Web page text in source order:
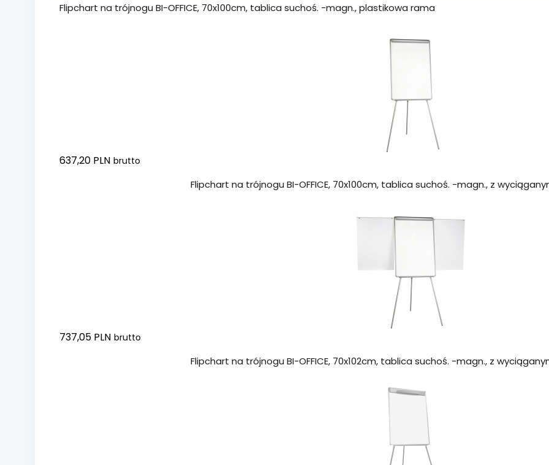
Flipchart na trójnogu BI-OFFICE, 70x100cm, tablica suchoś. -magn., plastikowa rama
637,20 PLN brutto
Flipchart na trójnogu BI-OFFICE, 70x100cm, tablica suchoś. -magn., z
737,05 PLN brutto
Flipchart na trójnogu BI-OFFICE, 70x102cm, tablica suchoś. -magn., z